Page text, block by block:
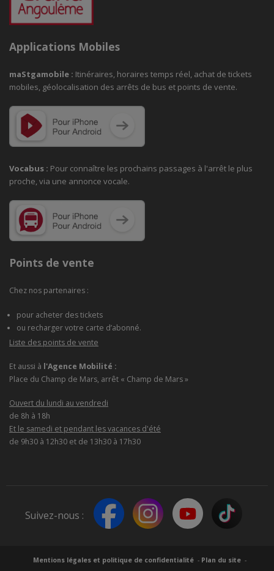
Applications Mobiles
maStgamobile : Itinéraires, horaires temps réel, achat de tickets
mobiles, géolocalisation des arrêts de bus et points de vente.
Vocabus : Pour connaître les prochains passages à l'arrêt le plus
proche, via une annonce vocale.
Points de vente
Chez nos partenaires :
pour acheter des tickets
ou recharger votre carte d’abonné.
Liste des points de vente
Et aussi à l'Agence Mobilité :
Place du Champ de Mars, arrêt « Champ de Mars »
Ouvert du lundi au vendredi
de 8h à 18h
Et le samedi et pendant les vacances d'été
de 9h30 à 12h30 et de 13h30 à 17h30
Suivez-nous :
Mentions légales et politique de confidentialité
Plan du site